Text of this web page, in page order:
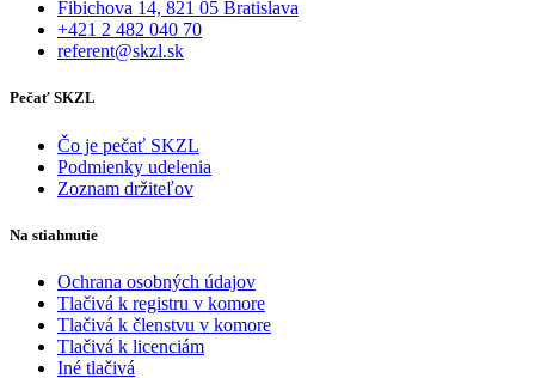
Fibichova 14, 821 05 Bratislava
+421 2 482 040 70
referent@skzl.sk
Pečať SKZL
Čo je pečať SKZL
Podmienky udelenia
Zoznam držiteľov
Na stiahnutie
Ochrana osobných údajov
Tlačivá k registru v komore
Tlačivá k členstvu v komore
Tlačivá k licenciám
Iné tlačivá